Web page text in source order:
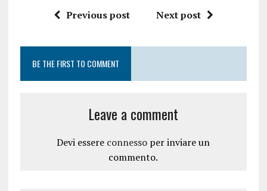
Previous post Next post
BE THE FIRST TO COMMENT
Leave a comment
Devi essere connesso per inviare un
commento.